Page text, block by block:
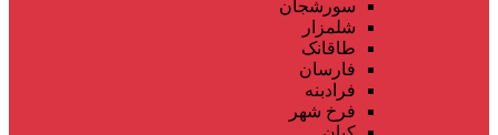
سورشجان
شلمزار
طاقانک
فارسان
فرادبنه
فرخ شهر